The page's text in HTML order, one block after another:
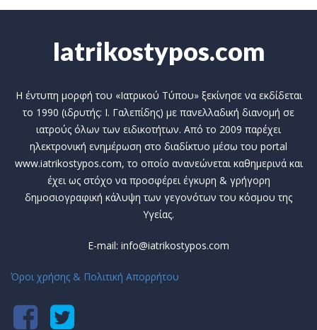
Iatrikostypos.com
Η έντυπη μορφή του «Ιατρικού Τύπου» ξεκίνησε να εκδίδεται
το 1990 (ιδρυτής: Ι. Γαλεπίδης) με πανελλαδική διανομή σε
ιατρούς όλων των ειδικοτήτων. Από το 2009 παρέχει
ηλεκτρονική ενημέρωση στο διαδίκτυο μέσω του portal
www.iatrikostypos.com, το οποίο ανανεώνεται καθημερινά και
έχει ως στόχο να προσφέρει έγκυρη & γρήγορη
δημοσιογραφική κάλυψη των γεγονότων του κόσμου της
Υγείας.
E-mail: info@iatrikostypos.com
Όροι χρήσης & Πολιτική Απορρήτου